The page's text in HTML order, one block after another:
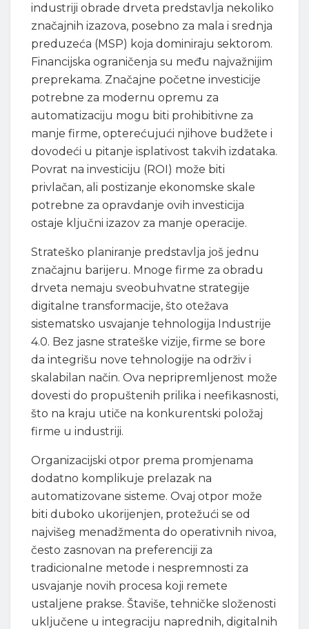
industriji obrade drveta predstavlja nekoliko
značajnih izazova, posebno za mala i srednja
preduzeća (MSP) koja dominiraju sektorom.
Financijska ograničenja su među najvažnijim
preprekama. Značajne početne investicije
potrebne za modernu opremu za
automatizaciju mogu biti prohibitivne za
manje firme, opterećujući njihove budžete i
dovodeći u pitanje isplativost takvih izdataka.
Povrat na investiciju (ROI) može biti
privlačan, ali postizanje ekonomske skale
potrebne za opravdanje ovih investicija
ostaje ključni izazov za manje operacije.
Strateško planiranje predstavlja još jednu
značajnu barijeru. Mnoge firme za obradu
drveta nemaju sveobuhvatne strategije
digitalne transformacije, što otežava
sistematsko usvajanje tehnologija Industrije
4.0. Bez jasne strateške vizije, firme se bore
da integrišu nove tehnologije na održiv i
skalabilan način. Ova nepripremljenost može
dovesti do propuštenih prilika i neefikasnosti,
što na kraju utiče na konkurentski položaj
firme u industriji.
Organizacijski otpor prema promjenama
dodatno komplikuje prelazak na
automatizovane sisteme. Ovaj otpor može
biti duboko ukorijenjen, protežući se od
najvišeg menadžmenta do operativnih nivoa,
često zasnovan na preferenciji za
tradicionalne metode i nespremnosti za
usvajanje novih procesa koji remete
ustaljene prakse. Štaviše, tehničke složenosti
uključene u integraciju naprednih, digitalnih